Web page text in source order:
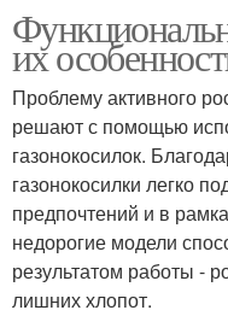
их
Проблему активного
решают с помощью
газонокосилок.
газонокосилки легко
предпочтений и в
недорогие модели
результатом работы -
лишних хлопот.